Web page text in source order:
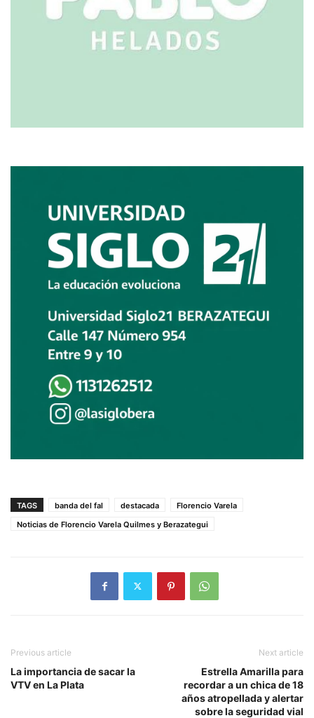
TAGS banda del fal destacada
Florencio Varela
Noticias de Florencio Varela Quilmes y Berazategui
Previous article
La importancia de sacar la
VTV en La Plata
Next article
Estrella Amarilla para
recordar a un chica de 18
años atropellada y alertar
sobre la seguridad vial